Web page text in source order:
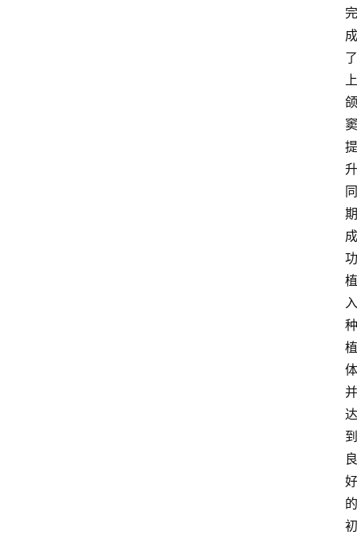
完
成
了
上
颌
窦
提
升
同
期
成
功
植
入
种
植
体
并
达
到
良
好
的
初